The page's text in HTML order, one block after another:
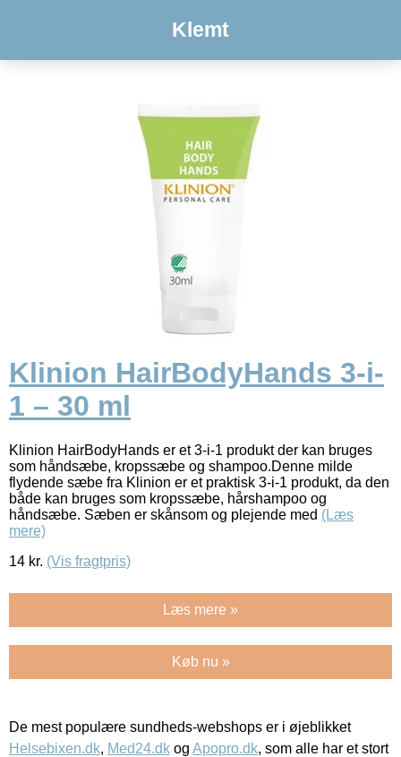
Klemt
Klinion HairBodyHands 3-i-
1 – 30 ml
Klinion HairBodyHands er et 3-i-1 produkt der kan bruges
som håndsæbe, kropssæbe og shampoo.Denne milde
flydende sæbe fra Klinion er et praktisk 3-i-1 produkt, da den
både kan bruges som kropssæbe, hårshampoo og
håndsæbe. Sæben er skånsom og plejende med (Læs
mere)
14 kr. (Vis fragtpris)
Læs mere »
Køb nu »
De mest populære sundheds-webshops er i øjeblikket
Helsebixen.dk, Med24.dk og Apopro.dk, som alle har et stort